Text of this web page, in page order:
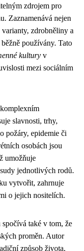
zdrojem pro
Zaznamenává nejen
zdrobněliny a
používány. Tato
kultury v
mezi sociálním
slavnosti, trhy,
požáry, epidemie či
osobách jsou
umožňuje
jednotlivých rodů.
vytvořit, zahrnuje
o jejich nositelích.
také v tom, že
proměn. Autor
způsob života,